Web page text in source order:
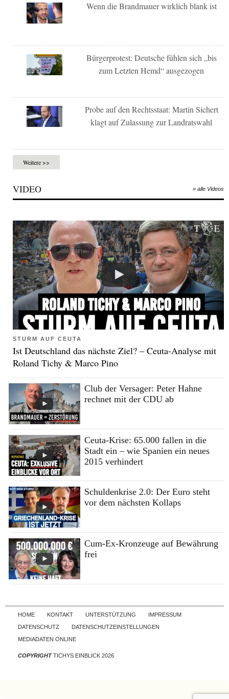
Wenn die Brandmauer wirklich blank ist
Bürgerprotest: Deutsche fühlen sich „bis
zum Letzten Hemd“ ausgezogen
Probe auf den Rechtsstaat: Martin Sichert
klagt auf Zulassung zur Landratswahl
Weitere >>
VIDEO » alle Videos
STURM AUF CEUTA
Ist Deutschland das nächste Ziel? – Ceuta-Analyse mit
Roland Tichy & Marco Pino
Club der Versager: Peter Hahne
rechnet mit der CDU ab
Ceuta-Krise: 65.000 fallen in die
Stadt ein – wie Spanien ein neues
2015 verhindert
Schuldenkrise 2.0: Der Euro steht
vor dem nächsten Kollaps
Cum-Ex-Kronzeuge auf Bewährung
frei
Skip to content
HOME KONTAKT UNTERSTÜTZUNG
IMPRESSUM
DATENSCHUTZ
DATENSCHUTZEINSTELLUNGEN
MEDIADATEN ONLINE
COPYRIGHTTICHYS EINBLICK 2026